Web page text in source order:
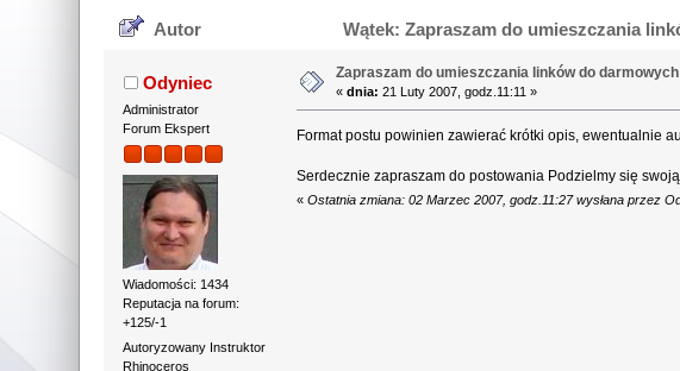
Autor Wątek: Zapraszam do umieszczania
Odyniec
Administrator
Forum Ekspert
Wiadomości: 1434
Reputacja na forum:
+125/-1
Autoryzowany Instruktor
Rhinoceros
Zapraszam do umieszczania linków do
« dnia: 21 Luty 2007, godz.11:11 »
Format postu powinien zawierać krótki opis, ewentualnie
Serdecznie zapraszam do postowania Podzielmy się
«Ostatnia zmiana: 02 Marzec 2007, godz.11:27 wysłana przez